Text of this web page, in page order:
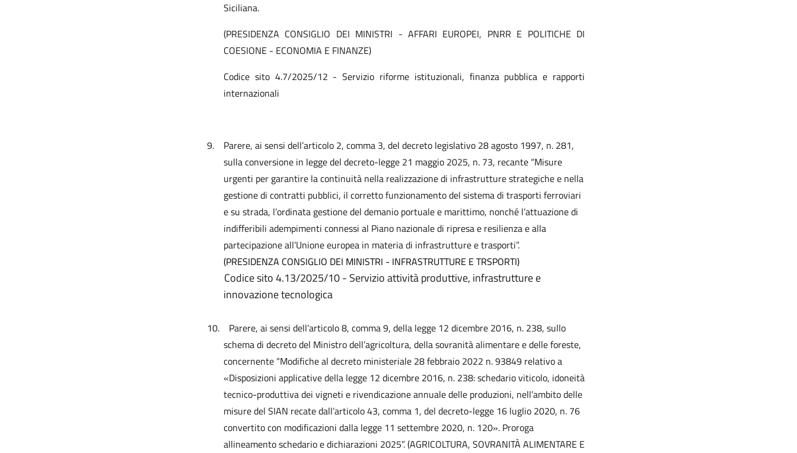
Siciliana.
(PRESIDENZA CONSIGLIO DEI MINISTRI - AFFARI EUROPEI, PNRR E POLITICHE DI
COESIONE - ECONOMIA E FINANZE)
Codice sito 4.7/2025/12 - Servizio riforme istituzionali, finanza pubblica e rapporti
internazionali
9.
Parere, ai sensi dell’articolo 2, comma 3, del decreto legislativo 28 agosto 1997, n. 281,
sulla conversione in legge del decreto-legge 21 maggio 2025, n. 73, recante “Misure
urgenti per garantire la continuità nella realizzazione di infrastrutture strategiche e nella
gestione di contratti pubblici, il corretto funzionamento del sistema di trasporti ferroviari
e su strada, l’ordinata gestione del demanio portuale e marittimo, nonché l’attuazione di
indifferibili adempimenti connessi al Piano nazionale di ripresa e resilienza e alla
partecipazione all’Unione europea in materia di infrastrutture e trasporti”.
(PRESIDENZA CONSIGLIO DEI MINISTRI - INFRASTRUTTURE E TRSPORTI)
Codice sito 4.13/2025/10 - Servizio attività produttive, infrastrutture e
innovazione tecnologica
10. Parere, ai sensi dell’articolo 8, comma 9, della legge 12 dicembre 2016, n. 238, sullo
schema di decreto del Ministro dell’agricoltura, della sovranità alimentare e delle foreste,
concernente “Modifiche al decreto ministeriale 28 febbraio 2022 n. 93849 relativo a
«Disposizioni applicative della legge 12 dicembre 2016, n. 238: schedario viticolo, idoneità
tecnico-produttiva dei vigneti e rivendicazione annuale delle produzioni, nell’ambito delle
misure del SIAN recate dall’articolo 43, comma 1, del decreto-legge 16 luglio 2020, n. 76
convertito con modificazioni dalla legge 11 settembre 2020, n. 120». Proroga
allineamento schedario e dichiarazioni 2025”.(AGRICOLTURA, SOVRANITÀ ALIMENTARE E